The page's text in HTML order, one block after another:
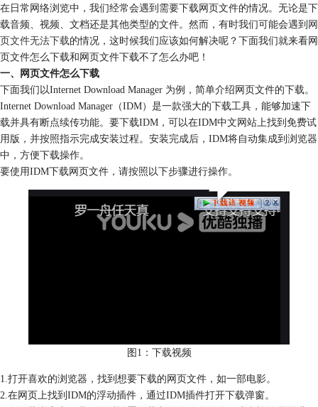
在日常网络浏览中，我们经常会遇到需要下载网页文件的情况。无论是下
载音频、视频、文档还是其他类型的文件。然而，有时我们可能会遇到 网
页文件无法下载的情况，这时候我们应该如何解决呢？下面我们就来看网
页文件怎么下载和网页文件下载不了怎么办吧！
一、网页文件怎么下载
下面我们以Internet Download Manager 为例，简单介绍网页文件的下载。
Internet Download Manager（IDM）是一款强大的下载工具，能够加速下
载并具有断点续传功能。要下载IDM，可以在IDM中文网站上找到免费试
用版，并按照指示完成安装过程。安装完成后，IDM将自动集成到浏览器
中，方便下载操作。
要使用IDM下载网页文件，请按照以下步骤进行操作。
图1：下载视频
1.打开喜欢的浏览器，找到想要下载的网页文件，如一部电影。
2.在网页上找到IDM的浮动插件，通过IDM插件打开下载弹窗。